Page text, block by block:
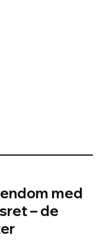
med
– de